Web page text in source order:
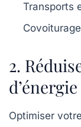
Transports
Covoiturage
2.
d’énergie
Optimiser